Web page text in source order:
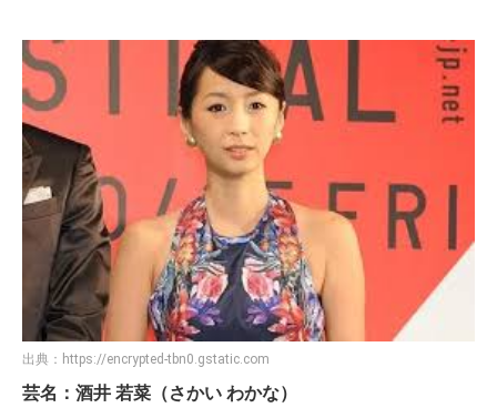
出典： https://encrypted-tbn0.gstatic.com
芸名：酒井 若菜（さかい わかな）